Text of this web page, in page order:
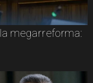
megarreforma: